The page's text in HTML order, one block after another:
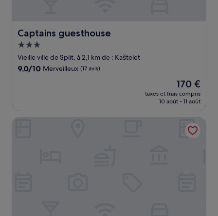
Captains guesthouse
Captains guesthouse
Hébergement
3.0 étoiles
Vieille ville de Split, à 2,1 km de : Kaštelet
9.0
9,0/10 Merveilleux (17 avis)
Le
nouveau
prix
de
170 €
170 €
taxes et frais compris
10 août - 11 août